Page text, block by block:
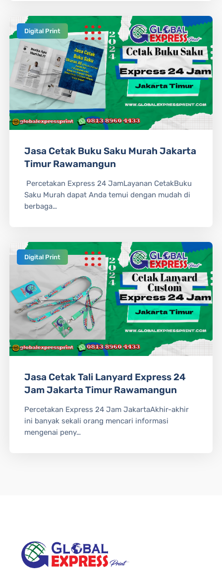
Digital Print
Jasa Cetak Buku Saku Murah Jakarta
Timur Rawamangun
Percetakan Express 24 JamLayanan CetakBuku
Saku Murah dapat Anda temui dengan mudah di
berbaga…
Digital Print
Jasa Cetak Tali Lanyard Express 24
Jam Jakarta Timur Rawamangun
Percetakan Express 24 Jam JakartaAkhir-akhir
ini banyak sekali orang mencari informasi
mengenai peny…